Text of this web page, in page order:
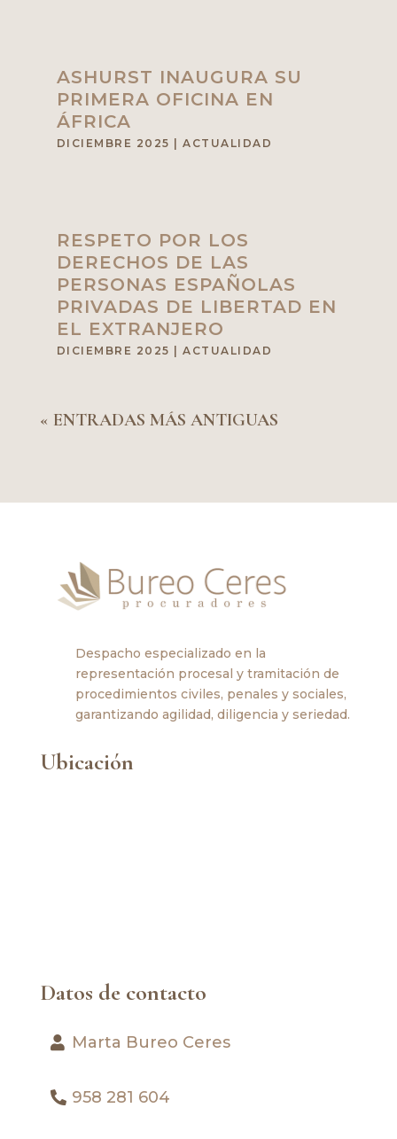
ASHURST INAUGURA SU
PRIMERA OFICINA EN
ÁFRICA
DICIEMBRE 2025 |ACTUALIDAD
RESPETO POR LOS
DERECHOS DE LAS
PERSONAS ESPAÑOLAS
PRIVADAS DE LIBERTAD EN
EL EXTRANJERO
DICIEMBRE 2025 |ACTUALIDAD
« ENTRADAS MÁS ANTIGUAS
Despacho especializado en la
representación procesal y tramitación de
procedimientos civiles, penales y sociales,
garantizando agilidad, diligencia y seriedad.
Ubicación
Datos de contacto
Marta Bureo Ceres
958 281 604